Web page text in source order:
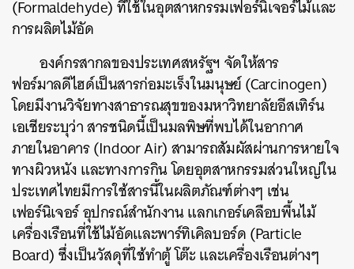
(Formaldehyde) ที่ใช้ในอุตสาหกรรมเฟอร์นิเจอร์ไม้และ
การผลิตไม้อัด
องค์กรสากลของประเทศสหรัฐฯ จัดให้สาร
ฟอร์มาลดีไฮด์เป็นสารก่อมะเร็งในมนุษย์ (Carcinogen)
โดยมีงานวิจัยทางสาธารณสุขของมหาวิทยาลัยอีสเทิร์น
เอเชียระบุว่า สารชนิดนี้เป็นมลพิษที่พบได้ในอากาศ
ภายในอาคาร (Indoor Air) สามารถสัมผัสผ่านการหายใจ
ทางผิวหนัง และทางการกิน โดยอุตสาหกรรมส่วนใหญ่ใน
ประเทศไทยมีการใช้สารนี้ในผลิตภัณฑ์ต่างๆ เช่น
เฟอร์นิเจอร์ อุปกรณ์สำนักงาน แลกเกอร์เคลือบพื้นไม้
เครื่องเรือนที่ใช้ไม้อัดและพาร์ทิเคิลบอร์ด (Particle
Board) ซึ่งเป็นวัสดุที่ใช้ทำตู้ โต๊ะ และเครื่องเรือนต่างๆ